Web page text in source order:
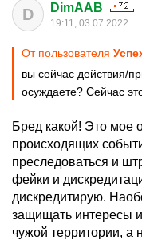
D DimAAB
19:11, 03.07.2022
От пользователя
вы сейчас действия/
осуждаете? Сейчас
Бред какой! Это мое
происходящих
преследоваться и
фейки и
дискредитирую.
защищать интересы
чужой территории, а